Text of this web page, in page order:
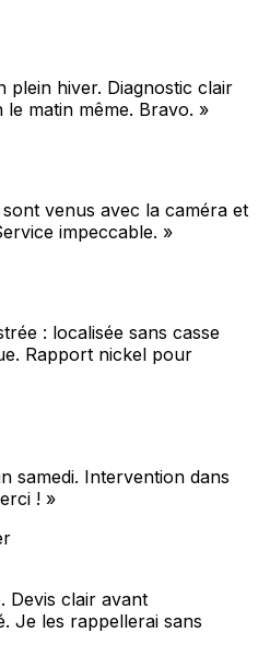
plein hiver. Diagnostic clair
matin même. Bravo. »
venus avec la caméra et
impeccable. »
: localisée sans casse
Rapport nickel pour
samedi. Intervention dans
! »
Devis clair avant
Je les rappellerai sans